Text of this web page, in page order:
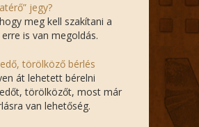
jegy?
meg kell szakítani a
is van megoldás.
törölköző bérlés
át lehetett bérelni
törölközőt, most már
van lehetőség.